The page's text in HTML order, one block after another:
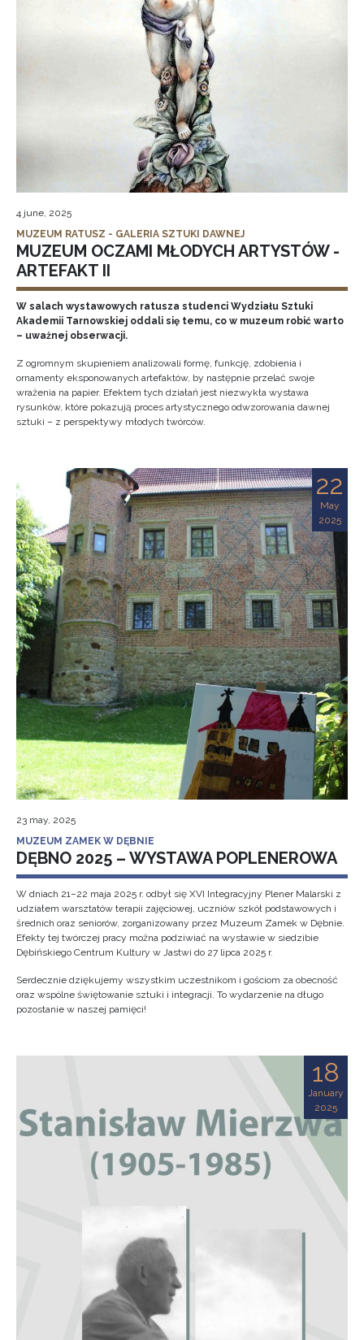
4 june, 2025
MUZEUM RATUSZ - GALERIA SZTUKI DAWNEJ
MUZEUM OCZAMI MŁODYCH ARTYSTÓW -
ARTEFAKT II
W salach wystawowych ratusza studenci Wydziału Sztuki
Akademii Tarnowskiej oddali się temu, co w muzeum robić warto
– uważnej obserwacji.
Z ogromnym skupieniem analizowali formę, funkcję, zdobienia i
ornamenty eksponowanych artefaktów, by następnie przelać swoje
wrażenia na papier. Efektem tych działań jest niezwykła wystawa
rysunków, które pokazują proces artystycznego odwzorowania dawnej
sztuki – z perspektywy młodych twórców.
22
May
2025
23 may, 2025
MUZEUM ZAMEK W DĘBNIE
DĘBNO 2025 – WYSTAWA POPLENEROWA
W dniach 21–22 maja 2025 r. odbył się XVI Integracyjny Plener Malarski z
udziałem warsztatów terapii zajęciowej, uczniów szkół podstawowych i
średnich oraz seniorów, zorganizowany przez Muzeum Zamek w Dębnie.
Efekty tej twórczej pracy można podziwiać na wystawie w siedzibie
Dębińskiego Centrum Kultury w Jastwi do 27 lipca 2025 r.
Serdecznie dziękujemy wszystkim uczestnikom i gościom za obecność
oraz wspólne świętowanie sztuki i integracji. To wydarzenie na długo
pozostanie w naszej pamięci!
18
January
2025